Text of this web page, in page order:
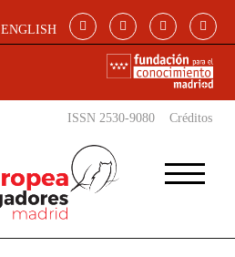
ENGLISH
ISSN 2530-9080 Créditos